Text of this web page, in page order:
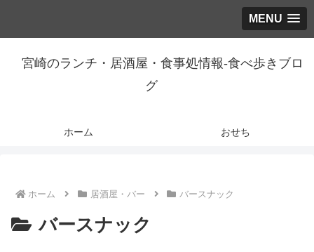
MENU
宮崎のランチ・居酒屋・食事処情報-食べ歩きブロ
グ
ホーム おせち
ホーム 居酒屋・バー バースナック
バースナック